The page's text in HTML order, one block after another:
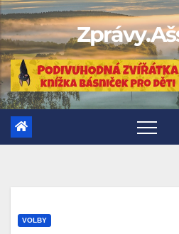
Skip
to
content
VOLBY